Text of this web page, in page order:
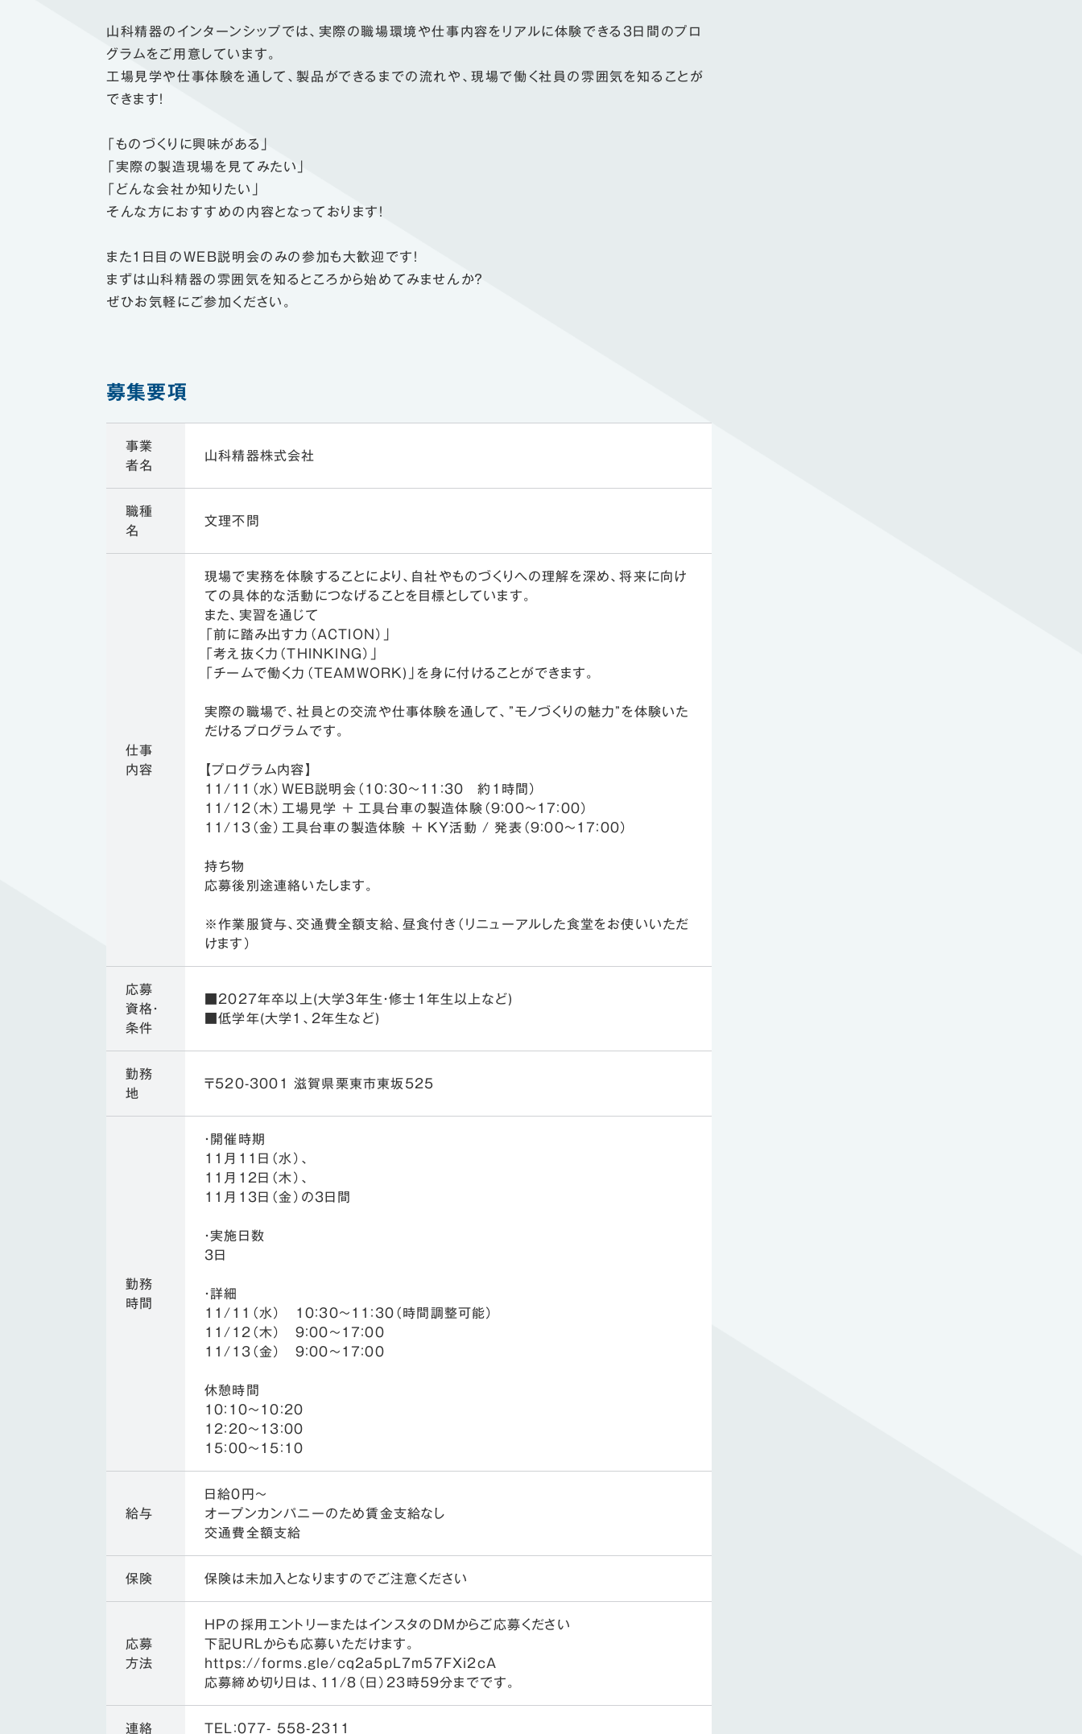
山科精器のインターンシップでは、実際の職場環境や仕事内容をリアルに体験できる3日間のプロ
グラムをご用意しています。
工場見学や仕事体験を通して、製品ができるまでの流れや、現場で働く社員の雰囲気を知ることが
できます！
「ものづくりに興味がある」
「実際の製造現場を見てみたい」
「どんな会社か知りたい」
そんな方におすすめの内容となっております！
また1日目のWEB説明会のみの参加も大歓迎です！
まずは山科精器の雰囲気を知るところから始めてみませんか？
ぜひお気軽にご参加ください。
募集要項
事業
者名
山科精器株式会社
職種
名
文理不問
仕事
内容
現場で実務を体験することにより、自社やものづくりへの理解を深め、将来に向け
ての具体的な活動につなげることを目標としています。
また、実習を通じて
「前に踏み出す力（ACTION）」
「考え抜く力（THINKING）」
「チームで働く力（TEAMWORK)」を身に付けることができます。
実際の職場で、社員との交流や仕事体験を通して、”モノづくりの魅力”を体験いた
だけるプログラムです。
【プログラム内容】
11/11（水）WEB説明会（10：30～11：30 約1時間）
11/12（木）工場見学 ＋ 工具台車の製造体験（9：00～17：00）
11/13（金）工具台車の製造体験 ＋ KY活動 / 発表（9：00～17：00）
持ち物
応募後別途連絡いたします。
※作業服貸与、交通費全額支給、昼食付き（リニューアルした食堂をお使いいただ
けます）
応募
資格・
条件
■2027年卒以上(大学3年生・修士1年生以上など)
■低学年(大学1、2年生など)
勤務
地
〒520-3001 滋賀県栗東市東坂525
勤務
時間
・開催時期
11月11日（水）、
11月12日（木）、
11月13日（金）の3日間
・実施日数
3日
・詳細
11/11（水） 10：30～11：30（時間調整可能）
11/12（木） 9：00～17：00
11/13（金） 9：00～17：00
休憩時間
10：10～10：20
12：20～13：00
15：00～15：10
給与
日給0円〜
オープンカンパニーのため賃金支給なし
交通費全額支給
保険 保険は未加入となりますのでご注意ください
応募
方法
HPの採用エントリーまたはインスタのDMからご応募ください
下記URLからも応募いただけます。
https://forms.gle/cq2a5pL7m57FXi2cA
応募締め切り日は、11/8（日）23時59分までです。
連絡 TEL：077- 558-2311